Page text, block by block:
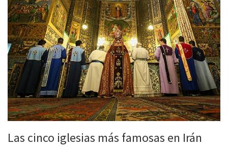
Las cinco iglesias más famosas en Irán